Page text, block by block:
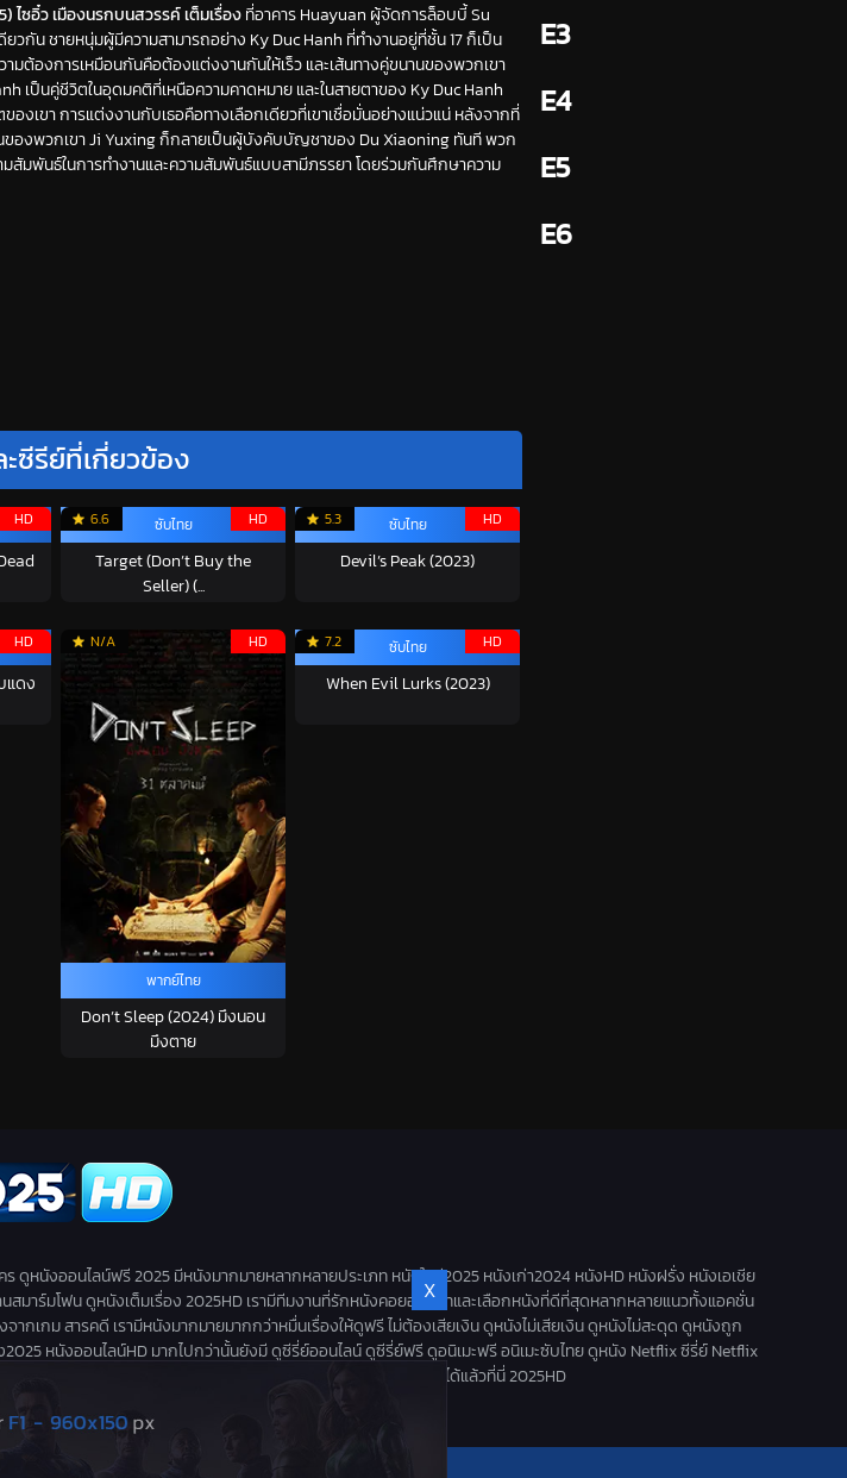
ซอิ๋ว เมืองนรกบนสวรรค์ เต็มเรื่องที่อาคาร Huayuan ผู้จัดการล็อบบี้ Su
วกัน ชายหนุ่มผู้มีความสามารถอย่าง Ky Duc Hanh ที่ทำงานอยู่ที่ชั้น 17 ก็เป็น
ต้องการเหมือนกันคือต้องแต่งงานกันให้เร็ว และเส้นทางคู่ขนานของพวกเขา
เป็นคู่ชีวิตในอุดมคติที่เหนือความคาดหมาย และในสายตาของ Ky Duc Hanh
งเขา การแต่งงานกับเธอคือทางเลือกเดียวที่เขาเชื่อมั่นอย่างแน่วแน่ หลังจากที่
องพวกเขา Ji Yuxing ก็กลายเป็นผู้บังคับบัญชาของ Du Xiaoning ทันที พวก
มพันธ์ในการทำงานและความสัมพันธ์แบบสามีภรรยา โดยร่วมกันศึกษาความ
ซีรีย์ที่เกี่ยวข้อง
HD 6.6 HD
ซับไทย
Target (Don’t Buy the
Seller) (...
5.3 HD
ซับไทย
Devil’s Peak (2023)
HD
แดง
N/A HD
พากย์ไทย
Don’t Sleep (2024) มึงนอน
มึงตาย
7.2 HD
ซับไทย
When Evil Lurks (2023)
E3
E4
E5
E6
X
หนังออนไลน์ฟรี 2025 มีหนังมากมายหลากหลายประเภท หนังใหม่2025 หนังเก่า2024 หนังHD หนังฝรั่ง หนังเอเชีย
มาร์มโฟน ดูหนังเต็มเรื่อง 2025HD เรามีทีมงานที่รักหนังคอยอัพเดทและเลือกหนังที่ดีที่สุดหลากหลายแนวทั้งแอคชั่น
กม สารคดี เรามีหนังมากมายมากกว่าหมื่นเรื่องให้ดูฟรี ไม่ต้องเสียเงิน ดูหนังไม่เสียเงิน ดูหนังไม่สะดุด ดูหนังถูก
หนังออนไลน์HD มากไปกว่านั้นยังมี ดูซีรี่ย์ออนไลน์ ดูซีรี่ย์ฟรี ดูอนิเมะฟรี อนิเมะซับไทย ดูหนัง Netflix ซีรี่ย์ Netflix
ไม่มีโฆษณากวนใจก่อนดู ดูหนังฟรีออนไลน์ หนังใหม่ออนไลน์ 2025 ได้แล้วที่นี่ 2025HD
ดูหนังฟรี หนังเต็มเรื่อง ดูซีรี่ย์ออนไลน์ ดูอนิเมะฟรี